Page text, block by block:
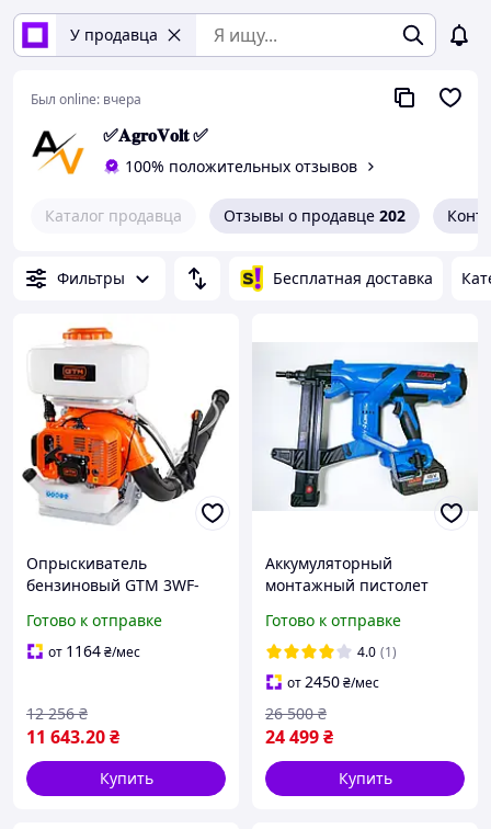
У продавца
Был online: вчера
✅𝐀𝐠𝐫𝐨𝐕𝐨𝐥𝐭 ✅
100% положительных отзывов
Каталог продавца Отзывы о продавце 202
Фильтры Бесплатная доставка
Опрыскиватель
бензиновый GTM 3WF-
Готово к отправке
от 1164₴/мес
11 643.20₴
12 256 ₴
Купить
Аккумуляторный
монтажный пистолет
Готово к отправке
4.0 (1)
от2450₴/мес
24 499₴
26 500 ₴
Купить